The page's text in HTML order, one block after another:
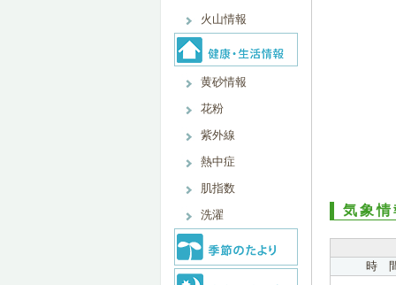
火山情報
黄砂情報
花粉
紫外線
熱中症
肌指数
洗濯
気象情
時